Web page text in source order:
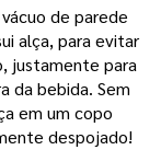
de parede
alça, para evitar
justamente para
da bebida. Sem
em um copo
despojado!